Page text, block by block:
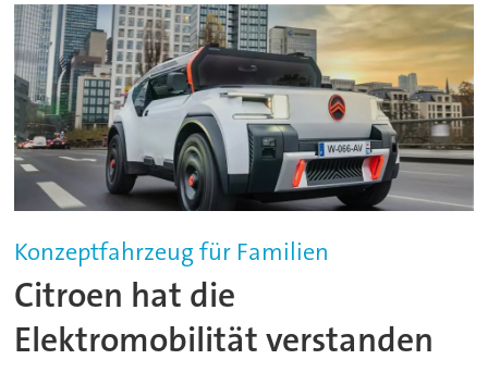
Konzeptfahrzeug für Familien
Citroen hat die
Elektromobilität verstanden